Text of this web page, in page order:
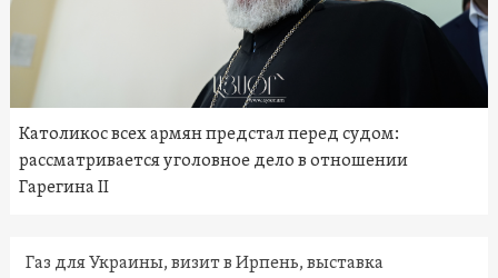
Католикос всех армян предстал перед судом:
рассматривается уголовное дело в отношении
Гарегина II
Газ для Украины, визит в Ирпень, выставка